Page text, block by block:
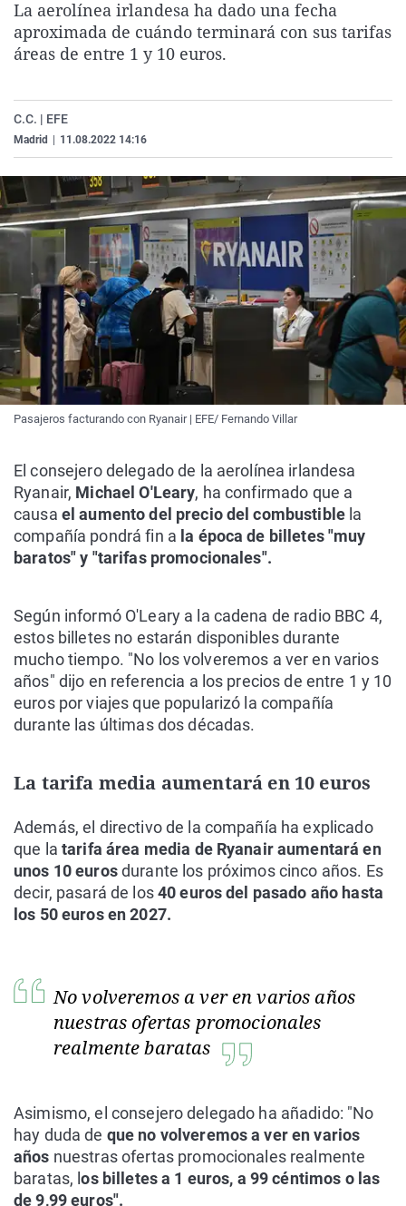
La rosa de los vientos
Caso
Extremadura
Virales
La aerolínea irlandesa ha dado una fecha
aproximada de cuándo terminará con sus tarifas
áreas de entre 1 y 10 euros.
C.C. | EFE
Madrid 11.08.2022 14:16
Pasajeros facturando con Ryanair | EFE/ Fernando Villar
El consejero delegado de la aerolínea irlandesa
Ryanair, Michael O'Leary, ha confirmado que a
causa el aumento del precio del combustible la
compañía pondrá fin a la época de billetes "muy
baratos" y "tarifas promocionales".
Según informó O'Leary a la cadena de radio BBC 4,
estos billetes no estarán disponibles durante
mucho tiempo. "No los volveremos a ver en varios
años" dijo en referencia a los precios de entre 1 y 10
euros por viajes que popularizó la compañía
durante las últimas dos décadas.
La tarifa media aumentará en 10 euros
Además, el directivo de la compañía ha explicado
que la tarifa área media de Ryanair aumentará en
unos 10 eurosdurante los próximos cinco años. Es
decir, pasará de los40 euros del pasado año hasta
los 50 euros en 2027.
No volveremos a ver en varios años
nuestras ofertas promocionales
realmente baratas
Asimismo, el consejero delegado ha añadido: "No
hay duda de que no volveremos a ver en varios
años nuestras ofertas promocionales realmente
baratas, los billetes a 1 euros, a 99 céntimos o las
de 9,99 euros".